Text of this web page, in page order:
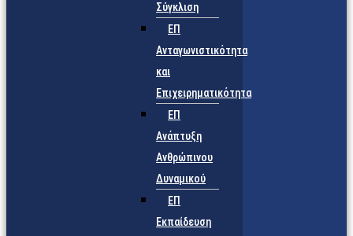
Σύγκλιση
ΕΠ
Ανταγωνιστικότητα
και
Επιχειρηματικότητα
ΕΠ
Ανάπτυξη
Ανθρώπινου
Δυναμικού
ΕΠ
Εκπαίδευση